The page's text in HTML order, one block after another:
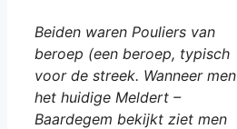
Beiden waren Pouliers van
beroep (een beroep, typisch
voor de streek. Wanneer men
het huidige Meldert –
Baardegem bekijkt ziet men